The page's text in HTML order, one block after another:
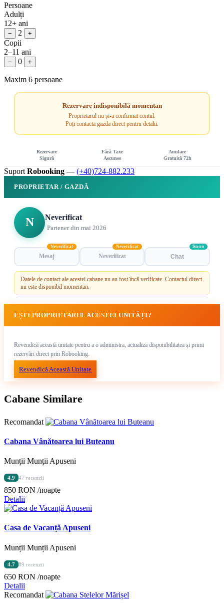
Persoane
Adulți
12+ ani
− 2 +
Copii
2–11 ani
− 0 +
Maxim 6 persoane
Rezervare indisponibilă momentan
Proprietarul nu și-a confirmat contul.
Poți contacta gazda direct pentru detalii.
Rezervare
Sigură
Fără Taxe
Ascunse
Anulare
Gratuită 72h
Suport Robooking — (+40)724-882.233
PROPRIETAR / GAZDĂ
N Neverificat
Partener din mai 2026
Mesaj
Neverificat
Neverificat
Neverificat
Chat
Soon
Datele de contact ale acestei cabane nu au fost încă verificate. Contactul direct
nu este disponibil momentan.
EȘTI PROPRIETARUL ACESTEI UNITĂȚI?
Revendică această unitate pentru a o administra, actualiza disponibilitatea și primi
rezervări direct prin Robooking.
Revendică Această Unitate
Cabane Similare
Recomandat
Cabana Vânătoarea lui Buteanu
Munții Munții Apuseni
4.9 47 recenzii
850 RON /noapte
Detalii
Casa de Vacanță Apuseni
Munții Munții Apuseni
4.7 89 recenzii
650 RON /noapte
Detalii
Recomandat